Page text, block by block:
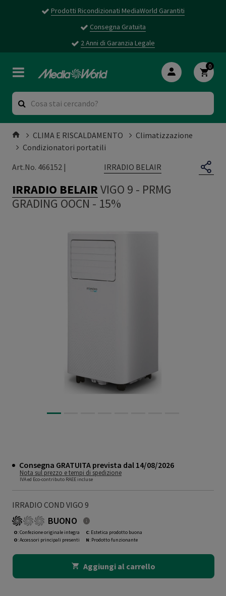
Prodotti Ricondizionati MediaWorld Garantiti
Consegna Gratuita
2 Anni di Garanzia Legale
0
CLIMA E RISCALDAMENTO
Climatizzazione
Condizionatori portatili
Art.No. 466152 |
IRRADIO BELAIR
IRRADIO BELAIRVIGO 9 - PRMG
GRADING OOCN - 15%
Consegna GRATUITA prevista dal 14/08/2026
Nota sul prezzo e tempi di spedizione
IVA ed Eco-contributo RAEE incluse
IRRADIO COND VIGO 9
BUONO
O: Confezione originale integra
O: Accessori principali presenti
C: Estetica prodotto buona
N: Prodotto funzionante
Aggiungi al carrello